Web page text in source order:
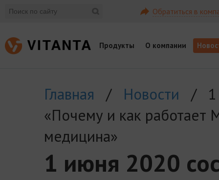
Обратиться в
Продукты О компании
Главная / Новости / 1
«Почему и как работает
медицина»
1 июня 2020